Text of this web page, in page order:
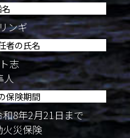
ンギ
者の氏名
志
人
保険期間
8年2月21日まで
災保険